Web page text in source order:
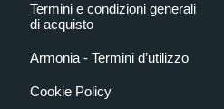
Termini e condizioni generali
di acquisto
Armonia - Termini d’utilizzo
Cookie Policy